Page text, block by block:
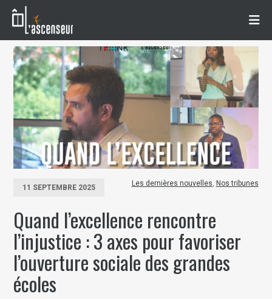
11 SEPTEMBRE 2025 Les dernières nouvelles, Nos tribunes
Quand l’excellence rencontre
l’injustice : 3 axes pour favoriser
l’ouverture sociale des grandes
écoles